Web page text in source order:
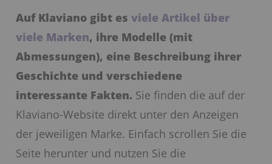
Auf Klaviano gibt esviele Artikel über
viele Marken, ihre Modelle (mit
Abmessungen), eine Beschreibung ihrer
Geschichte und verschiedene
interessante Fakten. Sie finden die auf der
Klaviano-Website direkt unter den Anzeigen
der jeweiligen Marke. Einfach scrollen Sie die
Seite herunter und nutzen Sie die